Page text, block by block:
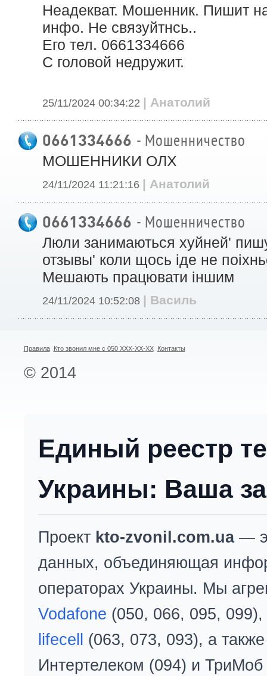
Неадекват. Мошенник. Пишит
инфо. Не связуйтнсь..
Его тел. 0661334666
С головой недружит.
25/11/2024 00:34:22 | Анатолий
0661334666 - Мошенничество
МОШЕННИКИ ОЛХ
24/11/2024 11:21:16 | Анатолий
0661334666 - Мошенничество
Люли занимаються хуйней'
отзывы' коли щось іде не
Мешають працювати іншим
24/11/2024 10:52:08 | Василь
Правила Кто звонил мне с 050 XXX-XX-XX Контакты
© 2014
Единый реестр
Украины: Ваша
Проект kto-zvonil.com.ua—
данных, объединяющая
операторах Украины. Мы
Vodafone (050, 066, 095, 099),
lifecell
(063, 073, 093), а
Интертелеком (094) и ТриМоб